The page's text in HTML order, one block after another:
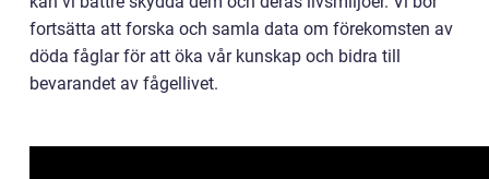
fortsätta att forska och samla data om förekomsten av
döda fåglar för att öka vår kunskap och bidra till
bevarandet av fågellivet.